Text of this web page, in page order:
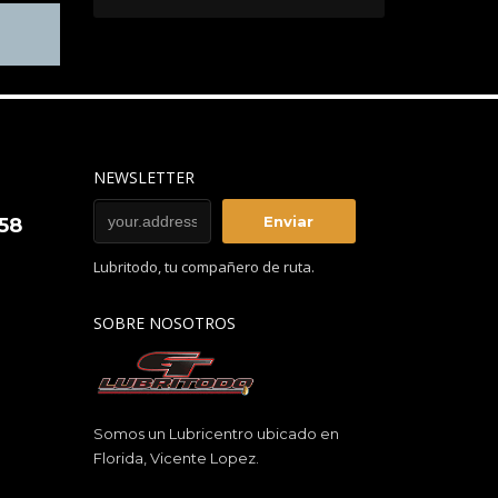
NEWSLETTER
Lubritodo, tu compañero de ruta.
SOBRE NOSOTROS
Somos un Lubricentro ubicado en
Florida, Vicente Lopez.